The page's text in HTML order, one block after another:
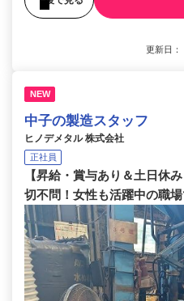
更新日
NEW
中子の製造スタッフ
ヒノデメタル 株式会社
正社員
【昇給・賞与あり＆土日休
切不問！女性も活躍中の職場